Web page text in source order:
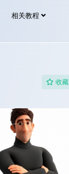
相关教程
收藏